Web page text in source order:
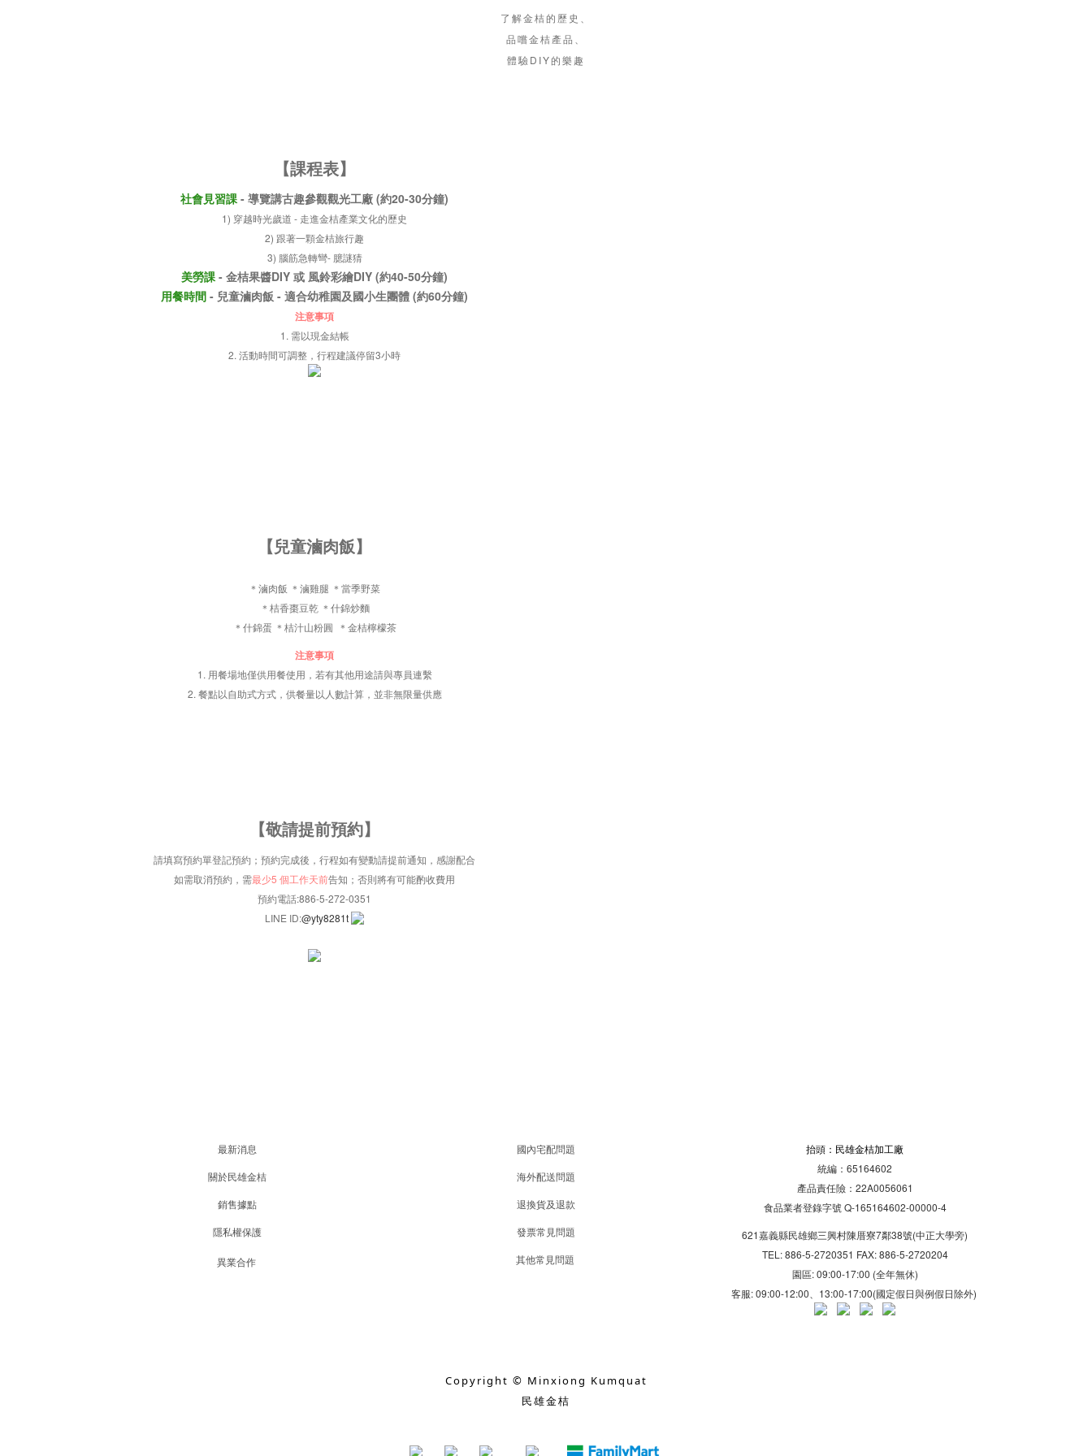
了解金桔的歷史、
品嚐金桔產品、
體驗DIY的樂趣
【課程表】
社會見習課 - 導覽講古趣參觀觀光工廠 (約20-30分鐘)
1) 穿越時光歲道 - 走進金桔產業文化的歷史
2) 跟著一顆金桔旅行趣
3) 腦筋急轉彎- 臆謎猜
美勞課 - 金桔果醬DIY 或 風鈴彩繪DIY (約40-50分鐘)
用餐時間 - 兒童滷肉飯 - 適合幼稚園及國小生團體 (約60分鐘)
注意事項
1. 需以現金結帳
2. 活動時間可調整，行程建議停留3小時
【兒童滷肉飯】
＊滷肉飯 ＊滷雞腿 ＊當季野菜
＊桔香棗豆乾 ＊什錦炒麵
＊什錦蛋 ＊桔汁山粉圓 ＊金桔檸檬茶
注意事項
1. 用餐場地僅供用餐使用，若有其他用途請與專員連繫
2. 餐點以自助式方式，供餐量以人數計算，並非無限量供應
【敬請提前預約】
請填寫預約單登記預約；預約完成後，行程如有變動請提前通知，感謝配合
如需取消預約，需最少5 個工作天前告知；否則將有可能酌收費用
預約電話:886-5-272-0351
LINE ID:@yty8281t
最新消息
關於民雄金桔
銷售據點
隱私權保護
異業合作
國內宅配問題
海外配送問題
退換貨及退款
發票常見問題
其他常見問題
抬頭：民雄金桔加工廠
統編：65164602
產品責任險：22A0056061
食品業者登錄字號 Q-165164602-00000-4
621嘉義縣民雄鄉三興村陳厝寮7鄰38號(中正大學旁)
TEL: 886-5-2720351 FAX: 886-5-2720204
園區: 09:00-17:00 (全年無休)
客服: 09:00-12:00、13:00-17:00(國定假日與例假日除外)
Copyright © Minxiong Kumquat
民雄金桔